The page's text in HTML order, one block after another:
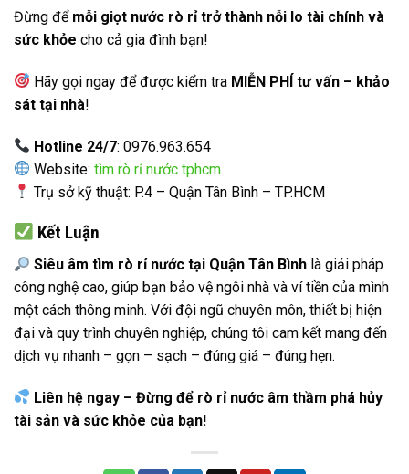
Đừng để mỗi giọt nước rò rỉ trở thành nỗi lo tài chính và
sức khỏe cho cả gia đình bạn!
Hãy gọi ngay để được kiểm tra MIỄN PHÍ tư vấn – khảo
sát tại nhà!
Hotline 24/7: 0976.963.654
Website:tìm rò rỉ nước tphcm
Trụ sở kỹ thuật: P.4 – Quận Tân Bình – TP.HCM
Kết Luận
Siêu âm tìm rò rỉ nước tại Quận Tân Bình là giải pháp
công nghệ cao, giúp bạn bảo vệ ngôi nhà và ví tiền của mình
một cách thông minh. Với đội ngũ chuyên môn, thiết bị hiện
đại và quy trình chuyên nghiệp, chúng tôi cam kết mang đến
dịch vụ nhanh – gọn – sạch – đúng giá – đúng hẹn.
Liên hệ ngay – Đừng để rò rỉ nước âm thầm phá hủy
tài sản và sức khỏe của bạn!